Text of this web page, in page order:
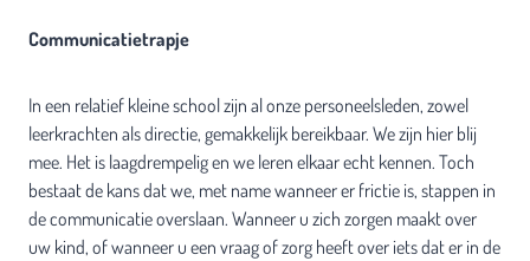
Communicatietrapje
In een relatief kleine school zijn al onze personeelsleden, zowel
leerkrachten als directie, gemakkelijk bereikbaar. We zijn hier blij
mee. Het is laagdrempelig en we leren elkaar echt kennen. Toch
bestaat de kans dat we, met name wanneer er frictie is, stappen in
de communicatie overslaan. Wanneer u zich zorgen maakt over
uw kind, of wanneer u een vraag of zorg heeft over iets dat er in de